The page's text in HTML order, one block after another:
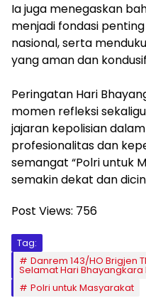
Ia juga menegaskan
menjadi fondasi
nasional, serta
yang aman dan
Peringatan Hari
momen refleksi
jajaran kepolisian
profesionalitas dan
semangat “Polri untuk
semakin dekat dan
Post Views: 756
Tag:
Danrem 143/HO Brigjen
Selamat Hari Bhayangkara
Polri untuk Masyarakat